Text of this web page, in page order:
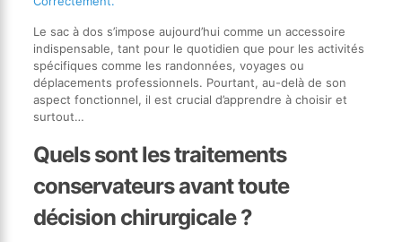
Le sac à dos s’impose aujourd’hui comme un accessoire
indispensable, tant pour le quotidien que pour les activités
spécifiques comme les randonnées, voyages ou
déplacements professionnels. Pourtant, au-delà de son
aspect fonctionnel, il est crucial d’apprendre à choisir et
surtout…
Quels sont les traitements
conservateurs avant toute
décision chirurgicale ?